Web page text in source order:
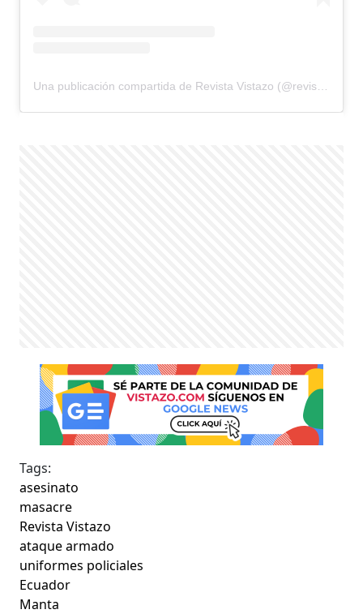
Tags:
asesinato
masacre
Revista Vistazo
ataque armado
uniformes policiales
Ecuador
Manta